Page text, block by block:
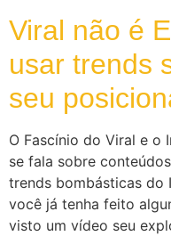
Viral não é
usar trends
seu
O Fascínio do Viral e o
se fala sobre
trends bombásticas do
você já tenha feito
visto um vídeo seu